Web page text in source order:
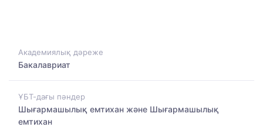
Академиялық дәреже
Бакалавриат
ҰБТ-дағы пәндер
Шығармашылық емтихан және Шығармашылық
емтихан